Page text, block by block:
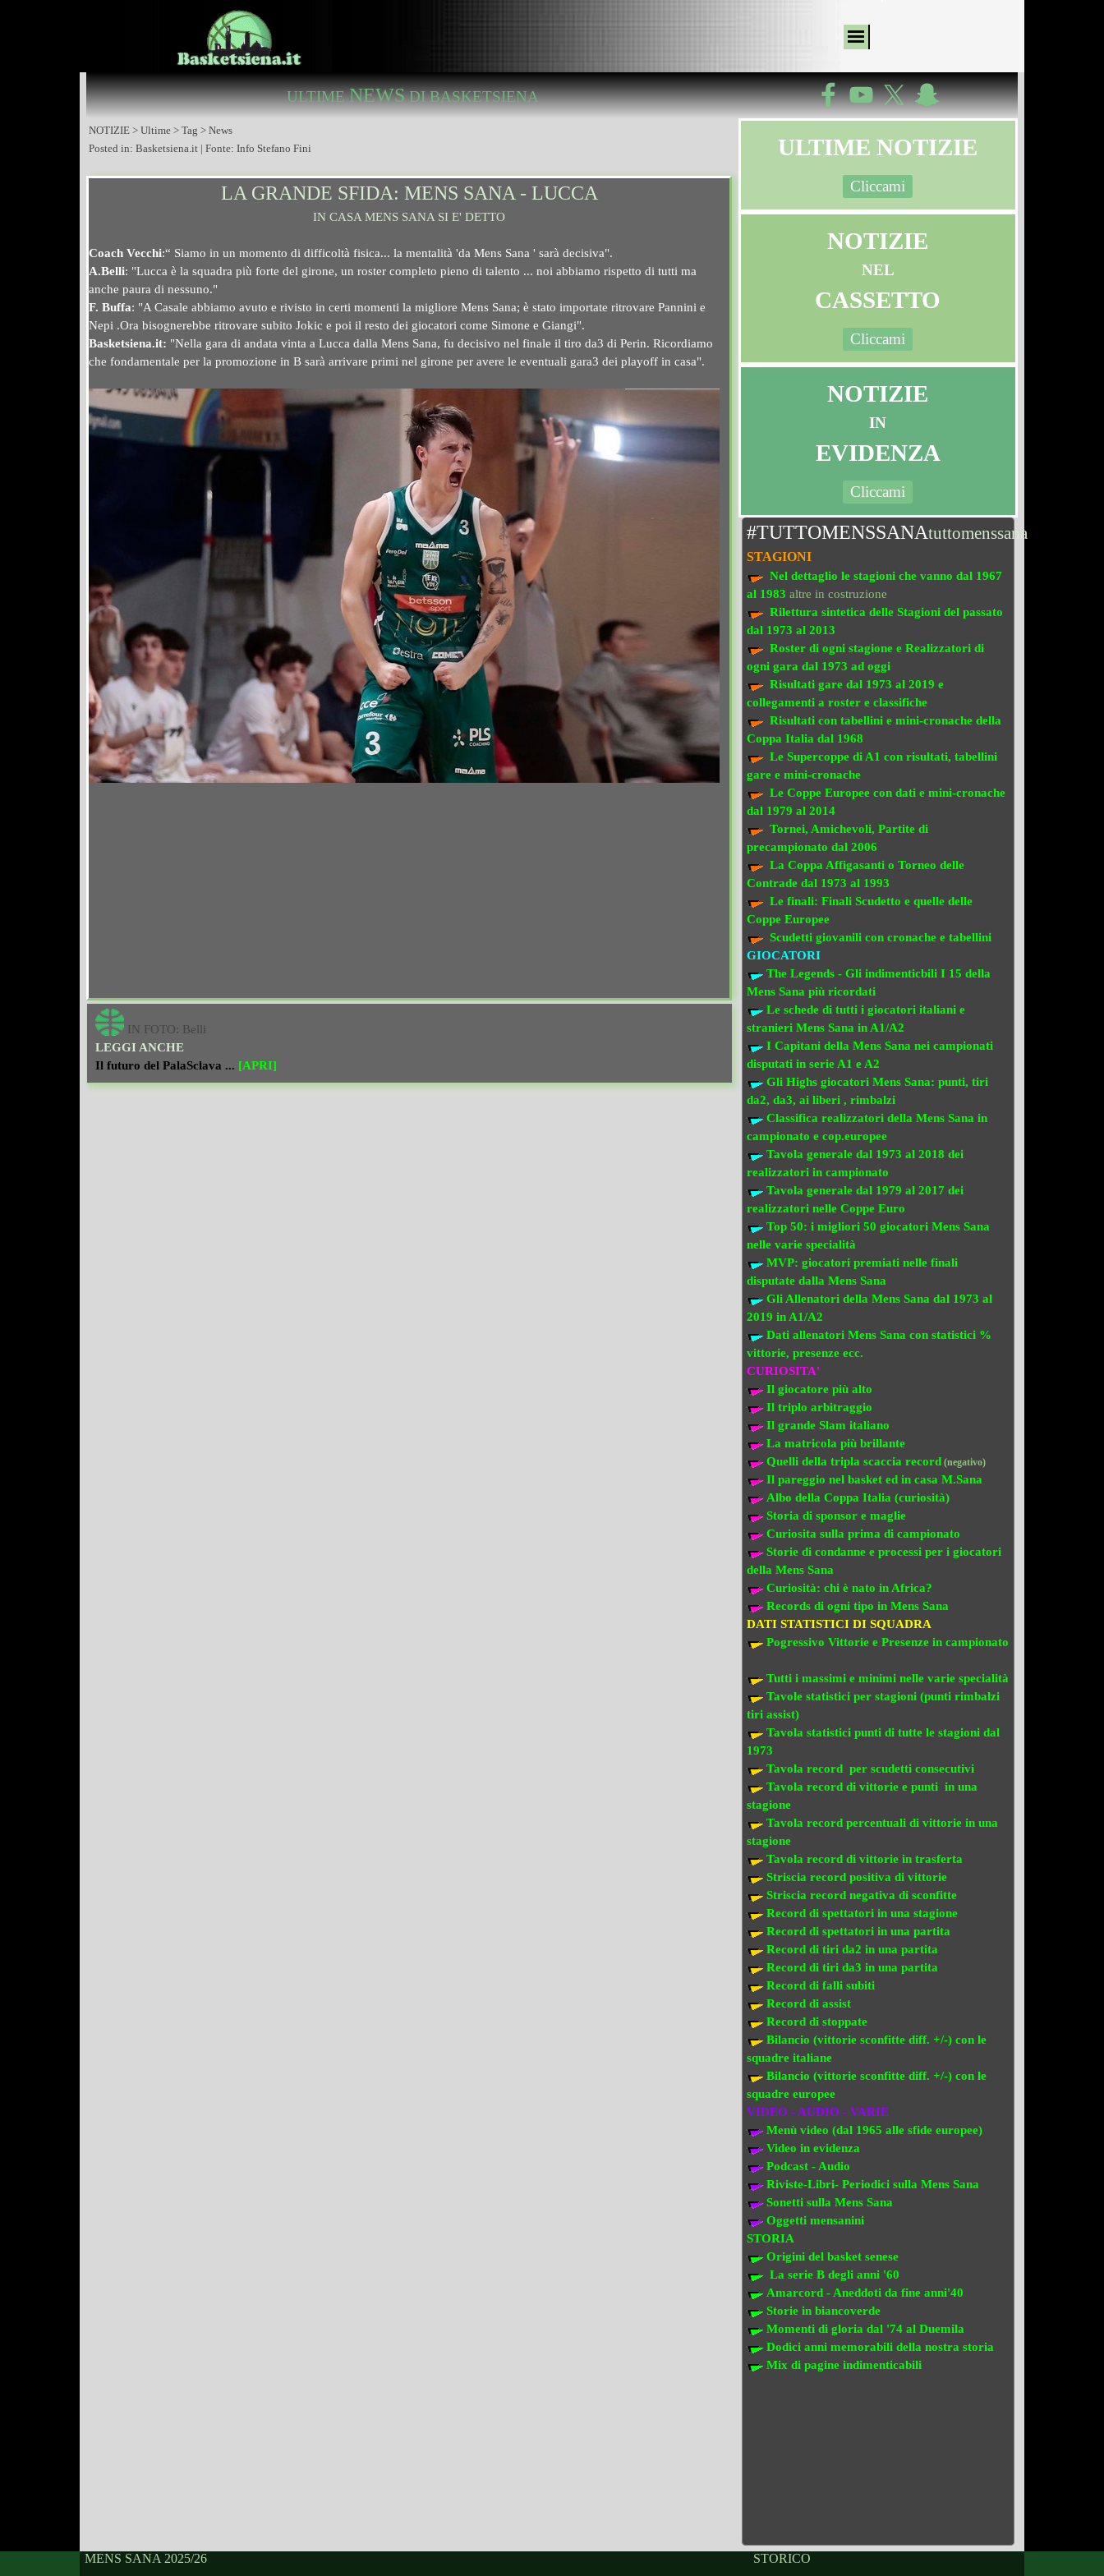
ULTIMENEWSDI BASKETSIENA
NOTIZIE > Ultime > Tag > News
Posted in: Basketsiena.it | Fonte: Info Stefano Fini
LA GRANDE SFIDA: MENS SANA - LUCCA
IN CASA MENS SANA SI E' DETTO
Coach Vecchi:“ Siamo in un momento di difficoltà fisica... la mentalità 'da Mens Sana ' sarà decisiva".
A.Belli: "Lucca è la squadra più forte del girone, un roster completo pieno di talento ... noi abbiamo rispetto di tutti ma
anche paura di nessuno."
F. Buffa: "A Casale abbiamo avuto e rivisto in certi momenti la migliore Mens Sana; è stato importate ritrovare Pannini e
Nepi .Ora bisognerebbe ritrovare subito Jokic e poi il resto dei giocatori come Simone e Giangi".
Basketsiena.it: "Nella gara di andata vinta a Lucca dalla Mens Sana, fu decisivo nel finale il tiro da3 di Perin. Ricordiamo
che fondamentale per la promozione in B sarà arrivare primi nel girone per avere le eventuali gara3 dei playoff in casa".
IN FOTO: Belli
LEGGIANCHE
Il futuro del PalaSclava ... [APRI]
ULTIME NOTIZIE
Cliccami
NOTIZIE
NEL
CASSETTO
Cliccami
NOTIZIE
IN
EVIDENZA
Cliccami
#TUTTOMENSSANAtuttomenssana
STAGIONI
Nel dettaglio le stagioni che vanno dal 1967
al 1983 altre in costruzione
Rilettura sintetica delle Stagioni del passato
dal 1973 al 2013
Roster di ogni stagione e Realizzatori di
ogni gara dal 1973 ad oggi
Risultati gare dal 1973 al 2019 e
collegamenti a roster e classifiche
Risultati con tabellini e mini-cronachedella
Coppa Italia dal 1968
Le Supercoppe di A1 con risultati, tabellini
gare e mini-cronache
Le Coppe Europee con dati e mini-cronache
dal 1979 al 2014
Tornei, Amichevoli, Partite di
precampionato dal 2006
La Coppa Affigasanti o Torneo delle
Contradedal 1973 al 1993
Le finali: Finali Scudetto e quelle delle
Coppe Europee
Scudetti giovanili con cronache e tabellini
GIOCATORI
The Legends - Gli indimenticbili I 15 della
Mens Sana più ricordati
Le schede di tutti i giocatori italiani e
stranieri Mens Sana in A1/A2
I Capitani della Mens Sana nei campionati
disputati in serie A1 e A2
Gli Highs giocatori Mens Sana: punti, tiri
da2, da3, ai liberi , rimbalzi
Classifica realizzatori della Mens Sana in
campionato e cop.europee
Tavola generale dal 1973 al 2018 dei
realizzatori in campionato
Tavola generale dal 1979 al 2017 dei
realizzatorinelle Coppe Euro
Top 50: i migliori 50 giocatori Mens Sana
nelle varie specialità
MVP: giocatori premiati nelle finali
disputate dalla Mens Sana
Gli Allenatori della Mens Sana dal 1973 al
2019 in A1/A2
Dati allenatori Mens Sana con statistici %
vittorie, presenze ecc.
CURIOSITA'
Il giocatore più alto
Il triplo arbitraggio
Il grande Slam italiano
La matricola più brillante
Quelli della tripla scaccia record (negativo)
Il pareggio nel basket ed in casa M.Sana
Albo della Coppa Italia (curiosità)
Storia di sponsor e maglie
Curiosita sulla prima di campionato
Storie di condanne e processi per i giocatori
della Mens Sana
Curiosità: chi è nato in Africa?
Records di ogni tipo in Mens Sana
DATI STATISTICI DI SQUADRA
Pogressivo Vittorie e Presenze in campionato
Tutti i massimi e minimi nelle varie specialità
Tavole statistici per stagioni (punti rimbalzi
tiri assist)
Tavola statistici punti di tutte le stagioni dal
1973
Tavola record per scudetti consecutivi
Tavola record di vittorie e punti in una
stagione
Tavola record percentuali di vittorie in una
stagione
Tavola record di vittorie in trasferta
Striscia record positiva di vittorie
Striscia record negativa di sconfitte
Record di spettatori in una stagione
Record di spettatori in una partita
Record di tiri da2 in una partita
Record di tiri da3 in una partita
Record di falli subiti
Record di assist
Record di stoppate
Bilancio (vittorie sconfitte diff. +/-) con le
squadre italiane
Bilancio (vittorie sconfitte diff. +/-) con le
squadre europee
VIDEO - AUDIO - VARIE
Menù video (dal 1965 alle sfide europee)
Video in evidenza
Podcast - Audio
Riviste-Libri- Periodici sulla Mens Sana
Sonetti sulla Mens Sana
Oggetti mensanini
STORIA
Origini del basket senese
La serie B degli anni '60
Amarcord - Aneddoti da fine anni'40
Storie in biancoverde
Momenti di gloria dal '74 al Duemila
Dodici anni memorabili della nostra storia
Mix di pagine indimenticabili
MENS SANA 2025/26 STORICO